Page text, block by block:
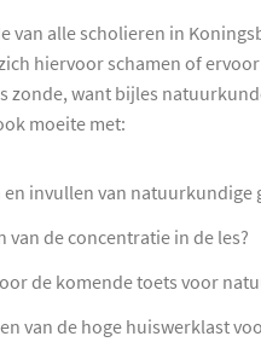
van alle scholieren in
hiervoor schamen of
zonde, want bijles
moeite met:
en invullen van natuurkundige
van de concentratie in de les?
de komende toets voor
van de hoge huiswerklast